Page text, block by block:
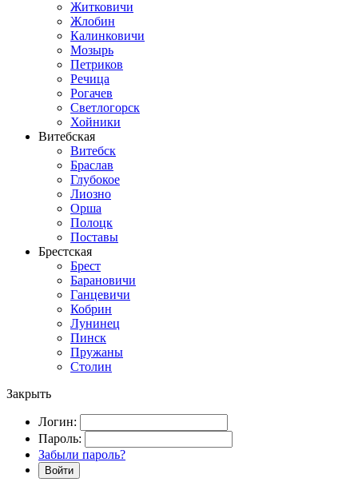
Житковичи
Жлобин
Калинковичи
Мозырь
Петриков
Речица
Рогачев
Светлогорск
Хойники
Витебская
Витебск
Браслав
Глубокое
Лиозно
Орша
Полоцк
Поставы
Брестская
Брест
Барановичи
Ганцевичи
Кобрин
Лунинец
Пинск
Пружаны
Столин
Закрыть
Логин:
Пароль:
Забыли пароль?
Войти